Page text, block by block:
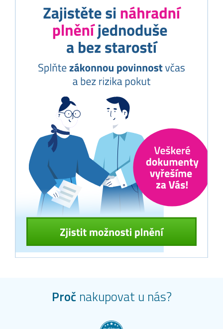
Proč nakupovat u nás?